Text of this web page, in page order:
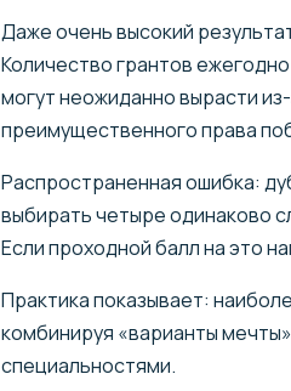
Даже очень высокий
Количество грантов
могут неожиданно вырасти
преимущественного права
Распространенная ошибка:
выбирать четыре одинаково
Если проходной балл на это
Практика показывает:
комбинируя «варианты
специальностями.